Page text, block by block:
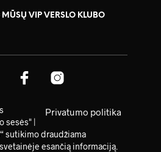
MŪSŲ VIP VERSLO KLUBO
Privatumo politika
sesės" |
sutikimo draudžiama
esančią informaciją.